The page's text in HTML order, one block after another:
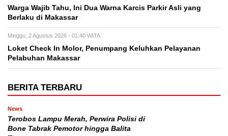
Warga Wajib Tahu, Ini Dua Warna Karcis Parkir Asli yang
Berlaku di Makassar
Minggu, 2 Agustus 2026 - 01:40 WITA
Loket Check In Molor, Penumpang Keluhkan Pelayanan
Pelabuhan Makassar
BERITA TERBARU
News
Terobos Lampu Merah, Perwira Polisi di
Bone Tabrak Pemotor hingga Balita